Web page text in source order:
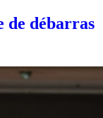
de débarras